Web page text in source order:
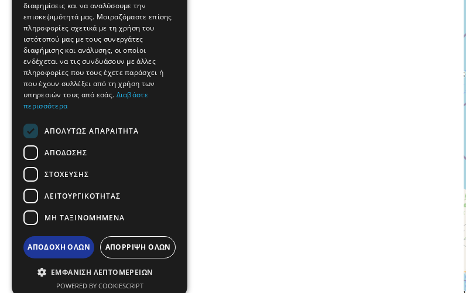
BULGARIAN
ROMANIAN
TURKISH
διαφημίσεις και να αναλύσουμε την
επισκεψιμότητά μας. Μοιραζόμαστε επίσης
πληροφορίες σχετικά με τη χρήση του
ιστότοπού μας με τους συνεργάτες
διαφήμισης και ανάλυσης, οι οποίοι
ενδέχεται να τις συνδυάσουν με άλλες
πληροφορίες που τους έχετε παράσχει ή
που έχουν συλλέξει από τη χρήση των
υπηρεσιών τους από εσάς. Διαβάστε
περισσότερα
ΑΠΟΛΎΤΩΣ ΑΠΑΡΑΊΤΗΤΑ
ΑΠΌΔΟΣΗΣ
ΣΤΌΧΕΥΣΗΣ
ΛΕΙΤΟΥΡΓΙΚΌΤΗΤΑΣ
ΜΗ ΤΑΞΙΝΟΜΗΜΈΝΑ
ΑΠΟΔΟΧΉ ΌΛΩΝ ΑΠΌΡΡΙΨΗ ΌΛΩΝ
ΕΜΦΆΝΙΣΗ ΛΕΠΤΟΜΕΡΕΙΏΝ
POWERED BY COOKIESCRIPT